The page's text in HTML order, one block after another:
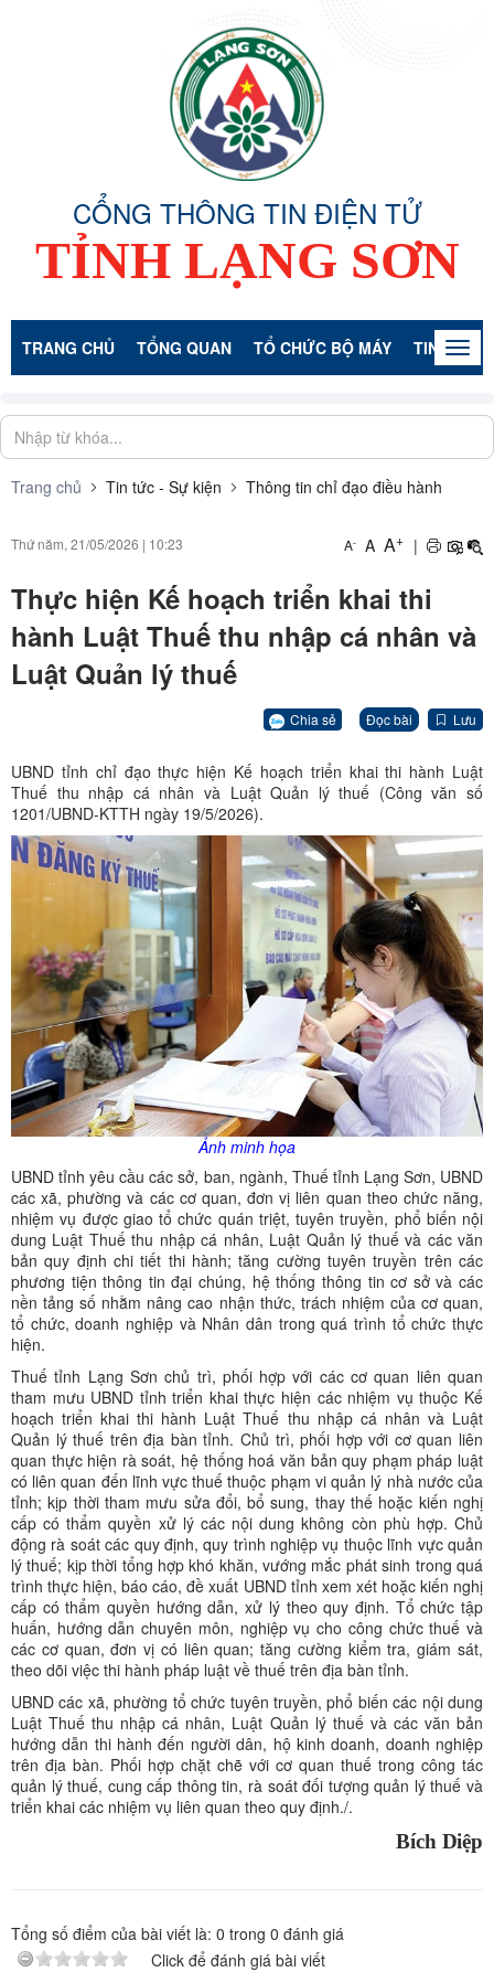
CỔNG THÔNG TIN ĐIỆN TỬ
TỈNH LẠNG SƠN
TRANG CHỦ TỔNG QUAN TỔ CHỨC BỘ MÁY TIN TỨC -
Trang chủ Tin tức - Sự kiện Thông tin chỉ đạo điều hành
Thứ năm, 21/05/2026 | 10:23 A- A A+ |
Thực hiện Kế hoạch triển khai thi
hành Luật Thuế thu nhập cá nhân và
Luật Quản lý thuế
Chia sẻ Đọc bài Lưu
UBND tỉnh chỉ đạo thực hiện Kế hoạch triển khai thi hành Luật
Thuế thu nhập cá nhân và Luật Quản lý thuế (Công văn số
1201/UBND-KTTH ngày 19/5/2026).
Ảnh minh họa
UBND tỉnh yêu cầu các sở, ban, ngành, Thuế tỉnh Lạng Sơn, UBND
các xã, phường và các cơ quan, đơn vị liên quan theo chức năng,
nhiệm vụ được giao tổ chức quán triệt, tuyên truyền, phổ biến nội
dung Luật Thuế thu nhập cá nhân, Luật Quản lý thuế và các văn
bản quy định chi tiết thi hành; tăng cường tuyên truyền trên các
phương tiện thông tin đại chúng, hệ thống thông tin cơ sở và các
nền tảng số nhằm nâng cao nhận thức, trách nhiệm của cơ quan,
tổ chức, doanh nghiệp và Nhân dân trong quá trình tổ chức thực
hiện.
Thuế tỉnh Lạng Sơn chủ trì, phối hợp với các cơ quan liên quan
tham mưu UBND tỉnh triển khai thực hiện các nhiệm vụ thuộc Kế
hoạch triển khai thi hành Luật Thuế thu nhập cá nhân và Luật
Quản lý thuế trên địa bàn tỉnh. Chủ trì, phối hợp với cơ quan liên
quan thực hiện rà soát, hệ thống hoá văn bản quy phạm pháp luật
có liên quan đến lĩnh vực thuế thuộc phạm vi quản lý nhà nước của
tỉnh; kịp thời tham mưu sửa đổi, bổ sung, thay thế hoặc kiến nghị
cấp có thẩm quyền xử lý các nội dung không còn phù hợp. Chủ
động rà soát các quy định, quy trình nghiệp vụ thuộc lĩnh vực quản
lý thuế; kịp thời tổng hợp khó khăn, vướng mắc phát sinh trong quá
trình thực hiện, báo cáo, đề xuất UBND tỉnh xem xét hoặc kiến nghị
cấp có thẩm quyền hướng dẫn, xử lý theo quy định. Tổ chức tập
huấn, hướng dẫn chuyên môn, nghiệp vụ cho công chức thuế và
các cơ quan, đơn vị có liên quan; tăng cường kiểm tra, giám sát,
theo dõi việc thi hành pháp luật về thuế trên địa bàn tỉnh.
UBND các xã, phường tổ chức tuyên truyền, phổ biến các nội dung
Luật Thuế thu nhập cá nhân, Luật Quản lý thuế và các văn bản
hướng dẫn thi hành đến người dân, hộ kinh doanh, doanh nghiệp
trên địa bàn. Phối hợp chặt chẽ với cơ quan thuế trong công tác
quản lý thuế, cung cấp thông tin, rà soát đối tượng quản lý thuế và
triển khai các nhiệm vụ liên quan theo quy định./.
Bích Diệp
Tổng số điểm của bài viết là: 0 trong 0 đánh giá
Click để đánh giá bài viết